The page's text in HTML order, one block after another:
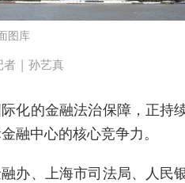
图库
者 | 孙艺真
化的金融法治保障，正持
融中心的核心竞争力。
融办、上海市司法局、人民